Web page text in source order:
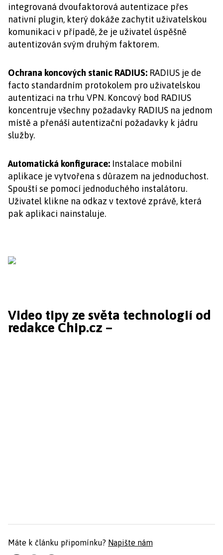
integrovaná dvoufaktorová autentizace přes
nativní plugin, který dokáže zachytit uživatelskou
komunikaci v případě, že je uživatel úspěšně
autentizován svým druhým faktorem.
Ochrana koncových stanic RADIUS: RADIUS je de
facto standardním protokolem pro uživatelskou
autentizaci na trhu VPN. Koncový bod RADIUS
koncentruje všechny požadavky RADIUS na jednom
místě a přenáší autentizační požadavky k jádru
služby.
Automatická konfigurace: Instalace mobilní
aplikace je vytvořena s důrazem na jednoduchost.
Spouští se pomocí jednoduchého instalátoru.
Uživatel klikne na odkaz v textové zprávě, která
pak aplikaci nainstaluje.
Video tipy ze světa technologií od
redakce Chip.cz –
Máte k článku připomínku? Napište nám